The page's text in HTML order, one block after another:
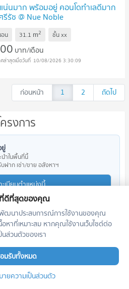
น่นมาก พร้อมอยู่ คอนโดทำเลดีมาก
รัช @ Nue Noble
น 31.1 m2 ชั้นxx
บาท/เดือน
10/08/2026 3:30:09
ก่อนหน้า 1 2 ถัดไป
ครงการ
นำในพื้นที่นี้
ฝาก เช่า/ขาย อสังหาฯ
เบียนตำแหน่งนี้
ที่ดีที่สุดของคุณ
ฒนาประสบการณ์การใช้งานของคุณ
อหาที่เหมาะสม หากคุณใช้งานเว็บไซต์ต่อ
ส่วนตัวของเรา
มรับทั้งหมด
ายความเป็นส่วนตัว